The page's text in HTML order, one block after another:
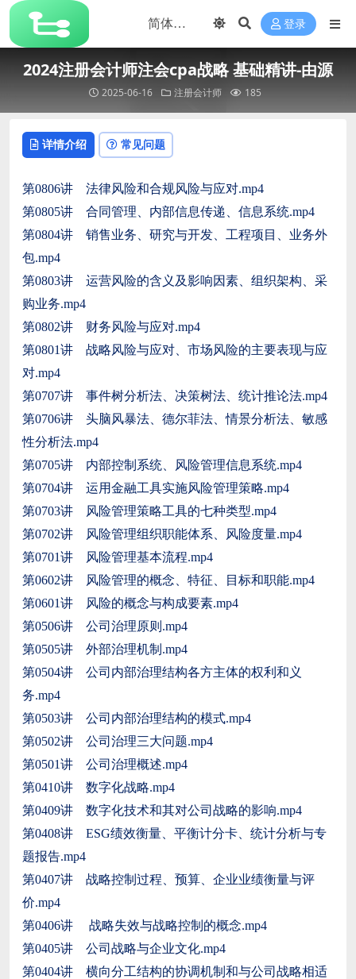
登录
2024注册会计师注会cpa战略 基础精讲-由源
2025-06-16 注册会计师 185
详情介绍 常见问题
第0806讲 法律风险和合规风险与应对.mp4
第0805讲 合同管理、内部信息传递、信息系统.mp4
第0804讲 销售业务、研究与开发、工程项目、业务外
包.mp4
第0803讲 运营风险的含义及影响因素、组织架构、采
购业务.mp4
第0802讲 财务风险与应对.mp4
第0801讲 战略风险与应对、市场风险的主要表现与应
对.mp4
第0707讲 事件树分析法、决策树法、统计推论法.mp4
第0706讲 头脑风暴法、德尔菲法、情景分析法、敏感
性分析法.mp4
第0705讲 内部控制系统、风险管理信息系统.mp4
第0704讲 运用金融工具实施风险管理策略.mp4
第0703讲 风险管理策略工具的七种类型.mp4
第0702讲 风险管理组织职能体系、风险度量.mp4
第0701讲 风险管理基本流程.mp4
第0602讲 风险管理的概念、特征、目标和职能.mp4
第0601讲 风险的概念与构成要素.mp4
第0506讲 公司治理原则.mp4
第0505讲 外部治理机制.mp4
第0504讲 公司内部治理结构各方主体的权利和义
务.mp4
第0503讲 公司内部治理结构的模式.mp4
第0502讲 公司治理三大问题.mp4
第0501讲 公司治理概述.mp4
第0410讲 数字化战略.mp4
第0409讲 数字化技术和其对公司战略的影响.mp4
第0408讲 ESG绩效衡量、平衡计分卡、统计分析与专
题报告.mp4
第0407讲 战略控制过程、预算、企业业绩衡量与评
价.mp4
第0406讲 战略失效与战略控制的概念.mp4
第0405讲 公司战略与企业文化.mp4
第0404讲 横向分工结构的协调机制和与公司战略相适